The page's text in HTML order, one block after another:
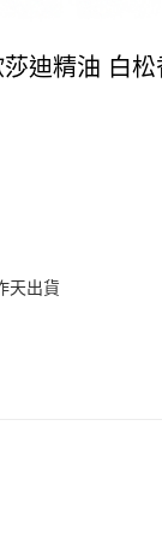
迪精油 白松
天出貨